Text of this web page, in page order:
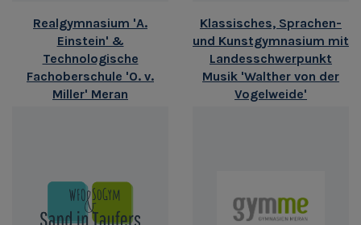
Realgymnasium 'A.
Einstein' &
Technologische
Fachoberschule 'O. v.
Miller' Meran
Klassisches, Sprachen-
und Kunstgymnasium mit
Landesschwerpunkt
Musik 'Walther von der
Vogelweide'